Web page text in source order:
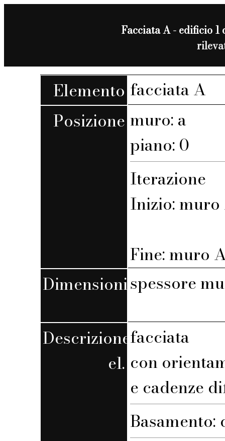
Facciata A - edificio
Elemento facciata A
Posizione muro: a
piano: 0
Iterazione
Inizio: muro
Fine: muro
Dimensionispessore
Descrizione
el.
facciata
con
e cadenze